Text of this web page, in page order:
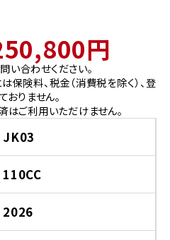
円
合わせください。
険料、税金（消費税を除く）、登
りません。
ご利用いただけません。
JK03
110CC
2026
台泉
岩沼
山
東京
馬
橋
飾
田
古屋南
牧
屋東
宮
橋
面
井寺
淀川
中
島
山
島
岡東
留米
春日
岡西